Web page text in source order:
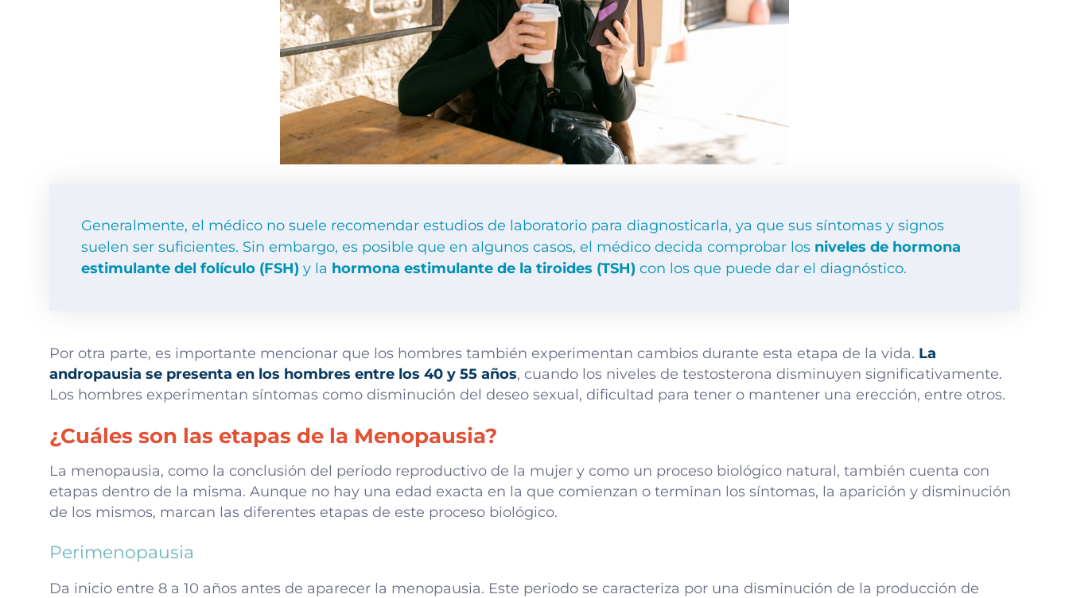
Generalmente, el médico no suele recomendar estudios de laboratorio para diagnosticarla, ya que sus síntomas y signos
suelen ser suficientes. Sin embargo, es posible que en algunos casos, el médico decida comprobar los niveles de hormona
estimulante del folículo (FSH) y la hormona estimulante de la tiroides (TSH) con los que puede dar el diagnóstico.
Por otra parte, es importante mencionar que los hombres también experimentan cambios durante esta etapa de la vida. La
andropausia se presenta en los hombres entre los 40 y 55 años, cuando los niveles de testosterona disminuyen significativamente.
Los hombres experimentan síntomas como disminución del deseo sexual, dificultad para tener o mantener una erección, entre otros.
¿Cuáles son las etapas de la Menopausia?
La menopausia, como la conclusión del período reproductivo de la mujer y como un proceso biológico natural, también cuenta con
etapas dentro de la misma. Aunque no hay una edad exacta en la que comienzan o terminan los síntomas, la aparición y disminución
de los mismos, marcan las diferentes etapas de este proceso biológico.
Perimenopausia
Da inicio entre 8 a 10 años antes de aparecer la menopausia. Este periodo se caracteriza por una disminución de la producción de